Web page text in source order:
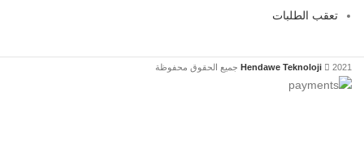
تعقب الطلبات
Hendawe Teknoloji 2021 جميع الحقوق محفوظة